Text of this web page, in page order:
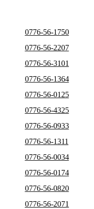
0776-56-1750
0776-56-2207
0776-56-3101
0776-56-1364
0776-56-0125
0776-56-4325
0776-56-0933
0776-56-1311
0776-56-0034
0776-56-0174
0776-56-0820
0776-56-2071